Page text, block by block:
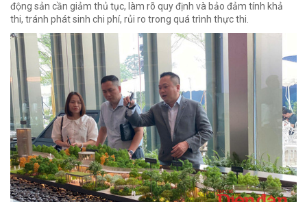
động sản cần giảm thủ tục, làm rõ quy định và bảo đảm tính khả
thi, tránh phát sinh chi phí, rủi ro trong quá trình thực thi.